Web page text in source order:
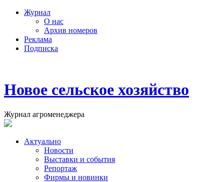
Журнал
О нас
Архив номеров
Реклама
Подписка
Новое сельское хозяйство
Журнал агроменеджера
Актуально
Новости
Выставки и события
Репортаж
Фирмы и новинки